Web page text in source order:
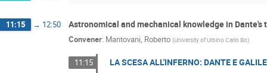
11:15 → 12:50 Astronomical and mechanical knowledge in Dante's
Convener: Mantovani, Roberto (University of Urbino Carlo Bo)
11:15 LA SCESA ALL'INFERNO: DANTE E